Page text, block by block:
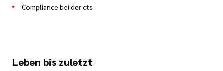
Compliance bei der cts
Leben bis zuletzt